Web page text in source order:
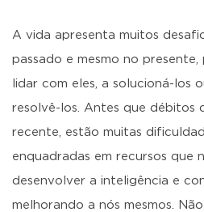
A vida apresenta muitos
passado e mesmo no
lidar com eles, a solucioná-los
resolvê-los. Antes que débitos
recente, estão muitas
enquadradas em recursos que
desenvolver a inteligência e
melhorando a nós mesmos.